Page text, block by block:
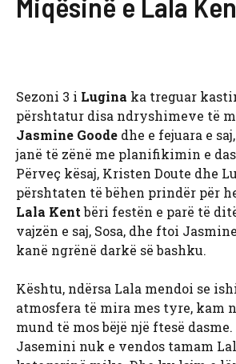
Sezoni 3 i Lugina ka treguar
përshtatur disa ndryshimeve të
Jasmine Goode dhe e fejuara e
janë të zënë me planifikimin e
Përveç kësaj, Kristen Doute dhe
përshtaten të bëhen prindër për
Lala Kentbëri festën e parë të
vajzën e saj, Sosa, dhe ftoi
kanë ngrënë darkë së bashku.
Kështu, ndërsa Lala mendoi se
atmosfera të mira mes tyre, kam
mund të mos bëjë një ftesë
Jasemini nuk e vendos tamam